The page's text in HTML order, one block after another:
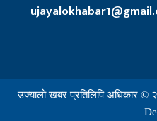
उज्यालो खबर प्रतिलिपि अधिकार ©